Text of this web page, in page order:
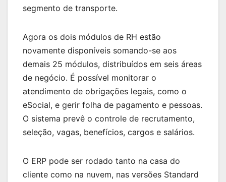
segmento de transporte.
Agora os dois módulos de RH estão
novamente disponíveis somando-se aos
demais 25 módulos, distribuídos em seis áreas
de negócio. É possível monitorar o
atendimento de obrigações legais, como o
eSocial, e gerir folha de pagamento e pessoas.
O sistema prevê o controle de recrutamento,
seleção, vagas, benefícios, cargos e salários.
O ERP pode ser rodado tanto na casa do
cliente como na nuvem, nas versões Standard